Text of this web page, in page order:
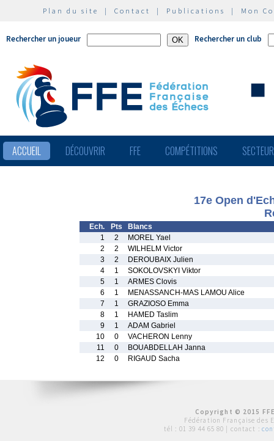
Plan du site | Contact | Publications | Mon
Rechercher un joueur Rechercher un club
ACCUEIL DÉCOUVRIR FFE COMPÉTITIONS
17e Open
Ech. Pts
Blancs
1
2
MOREL Yael
2
2
WILHELM Victor
3
2
DEROUBAIX Julien
4
1
SOKOLOVSKYI Viktor
5
1
ARMES Clovis
6
1
MENASSANCH-MAS LAMOU Alice
7
1
GRAZIOSO Emma
8
1
HAMED Taslim
9
1
ADAM Gabriel
10
0
VACHERON Lenny
11
0
BOUABDELLAH Janna
12
0 RIGAUD Sacha
Copyright © 2015
Fédération Française des
tél : 01 39 44 65 80 | contact :